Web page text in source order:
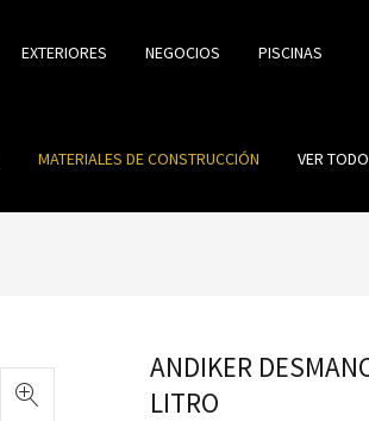
EXTERIORES NEGOCIOS PISCINAS
MATERIALES DE CONSTRUCCIÓN VER TODO
ANDIKER
LITRO